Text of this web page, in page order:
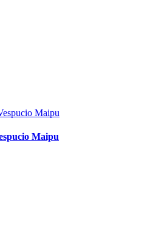
Maipu